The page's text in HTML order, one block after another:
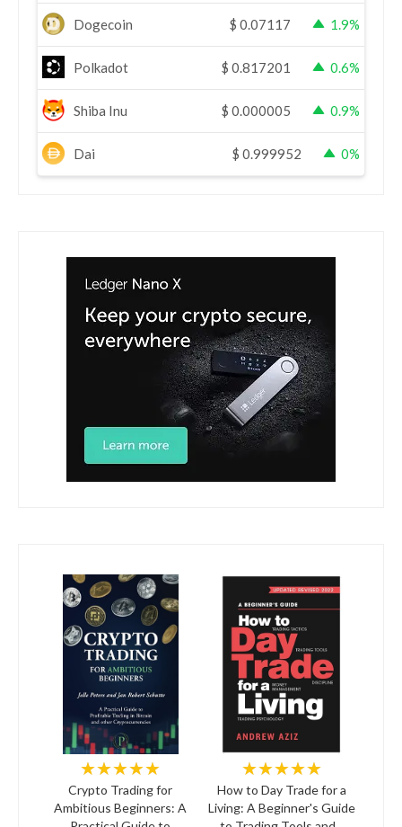
Dogecoin $ 0.07117 1.9%
Polkadot $ 0.817201 0.6%
Shiba Inu $ 0.000005 0.9%
Dai $ 0.999952 0%
★★★★★
Crypto Trading for
Ambitious Beginners: A
★★★★★
How to Day Trade for a
Living: A Beginner's Guide